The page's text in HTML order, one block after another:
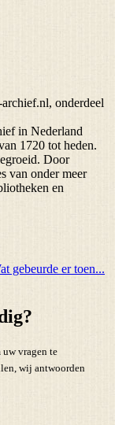
onderdeel
in Nederland
1720 tot heden.
Door
van onder meer
en
gebeurde er toen...
vragen te
wij antwoorden